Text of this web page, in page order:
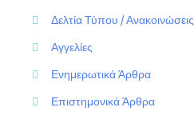
Δελτία Τύπου / Ανακοινώσεις
Αγγελίες
Ενημερωτικά Άρθρα
Επιστημονικά Άρθρα